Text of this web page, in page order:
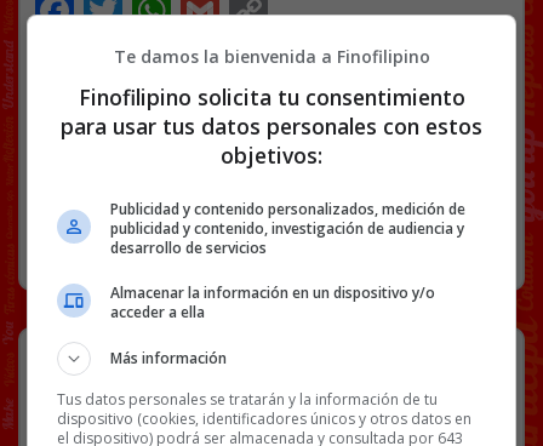
Facebook
Twitter
WhatsApp
Gmail
Copy
Link
NOTICIAS SUCESOS WTF
RANDOM 16 MAYO, 2026
Streamers chinas trabajando en la
calle como si fuera una línea de
producción.
Te damos la bienvenida a Finofilipino
Finofilipino solicita tu consentimiento
para usar tus datos personales con estos
objetivos:
Publicidad y contenido personalizados, medición de
publicidad y contenido, investigación de audiencia y
desarrollo de servicios
Almacenar la información en un dispositivo y/o
acceder a ella
Más información
Tus datos personales se tratarán y la información de tu
dispositivo (cookies, identificadores únicos y otros datos en
el dispositivo) podrá ser almacenada y consultada por 643